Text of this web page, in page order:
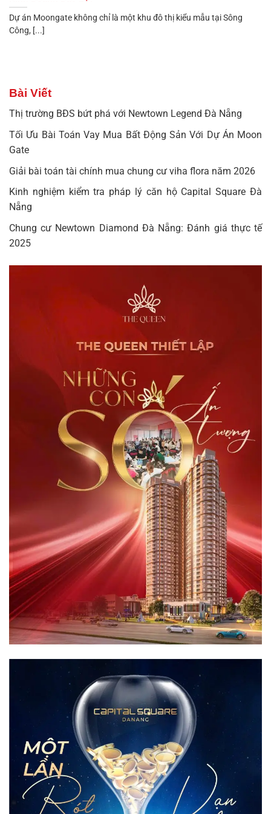
Dự án Moongate không chỉ là một khu đô thị kiểu mẫu tại Sông
Công, [...]
Bài Viết
Thị trường BĐS bứt phá với Newtown Legend Đà Nẵng
Tối Ưu Bài Toán Vay Mua Bất Động Sản Với Dự Án Moon
Gate
Giải bài toán tài chính mua chung cư viha flora năm 2026
Kinh nghiệm kiểm tra pháp lý căn hộ Capital Square Đà
Nẵng
Chung cư Newtown Diamond Đà Nẵng: Đánh giá thực tế
2025